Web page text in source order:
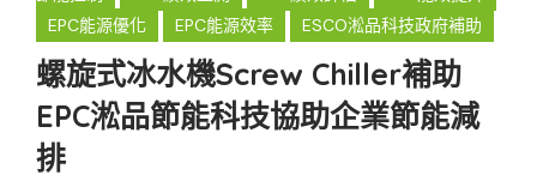
EPC能源優化
EPC能源效率 ESCO淞品科技政府補助
螺旋式冰水機Screw Chiller補助
EPC淞品節能科技協助企業節能減
排